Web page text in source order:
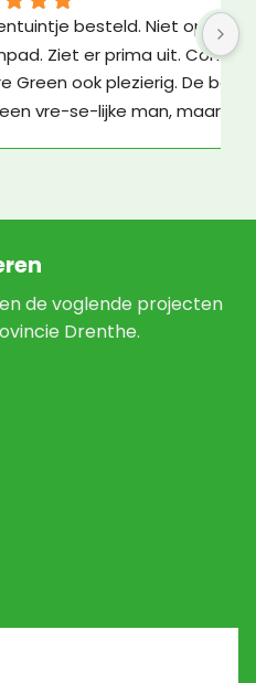
Niet op dak, maar op
uit. Contact met
De bezorger was
maar daar kan
de voglende projecten
Drenthe.